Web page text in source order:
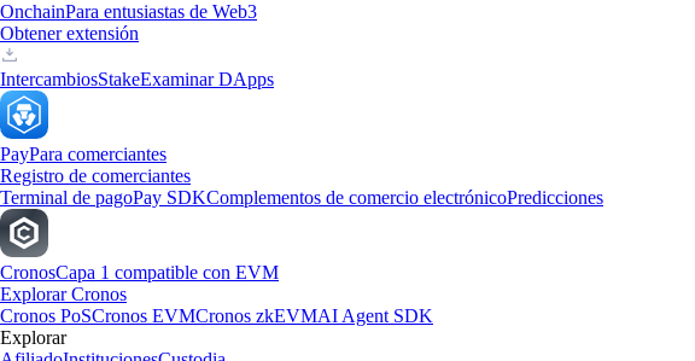
OnchainPara entusiastas de Web3
Obtener extensión
IntercambiosStakeExaminar DApps
PayPara comerciantes
Registro de comerciantes
Terminal de pagoPay SDKComplementos de comercio electrónicoPredicciones
CronosCapa 1 compatible con EVM
Explorar Cronos
Cronos PoSCronos EVMCronos zkEVMAI Agent SDK
Explorar